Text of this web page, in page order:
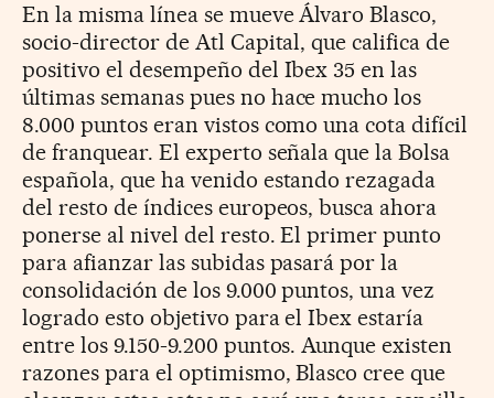
En la misma línea se mueve Álvaro Blasco,
socio-director de Atl Capital, que califica de
positivo el desempeño del Ibex 35 en las
últimas semanas pues no hace mucho los
8.000 puntos eran vistos como una cota difícil
de franquear. El experto señala que la Bolsa
española, que ha venido estando rezagada
del resto de índices europeos, busca ahora
ponerse al nivel del resto. El primer punto
para afianzar las subidas pasará por la
consolidación de los 9.000 puntos, una vez
logrado esto objetivo para el Ibex estaría
entre los 9.150-9.200 puntos. Aunque existen
razones para el optimismo, Blasco cree que